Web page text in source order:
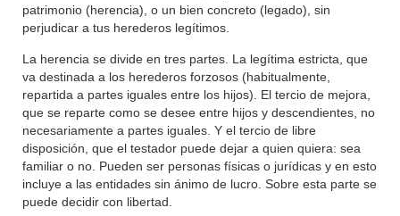
patrimonio (herencia), o un bien concreto (legado), sin
perjudicar a tus herederos legítimos.
La herencia se divide en tres partes. La legítima estricta, que
va destinada a los herederos forzosos (habitualmente,
repartida a partes iguales entre los hijos). El tercio de mejora,
que se reparte como se desee entre hijos y descendientes, no
necesariamente a partes iguales. Y el tercio de libre
disposición, que el testador puede dejar a quien quiera: sea
familiar o no. Pueden ser personas físicas o jurídicas y en esto
incluye a las entidades sin ánimo de lucro. Sobre esta parte se
puede decidir con libertad.